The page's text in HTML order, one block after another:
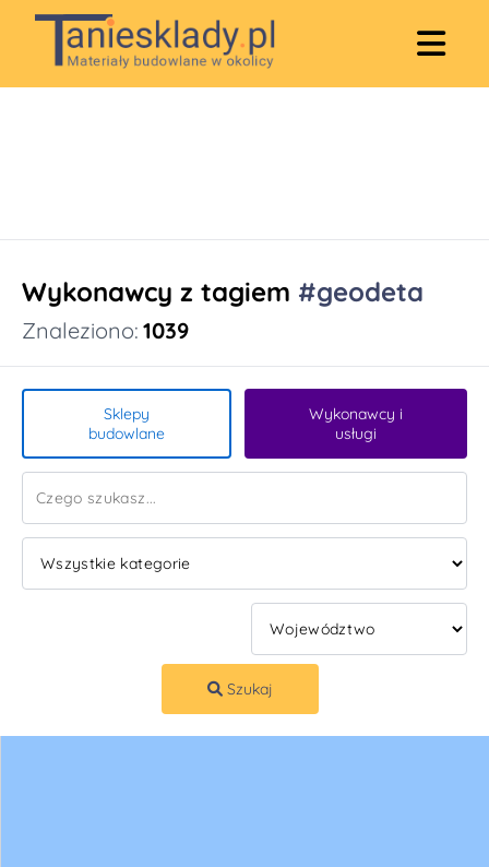
Wykonawcy z tagiem #geodeta
Znaleziono: 1039
Sklepy
budowlane
Wykonawcy i
usługi
Szukaj